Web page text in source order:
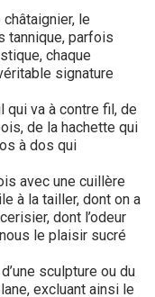
le
tannique, parfois
chaque
signature
qui va à contre fil, de
de la hachette qui
à dos qui
avec une cuillère
à la tailler, dont on a
dont l’odeur
le plaisir sucré
sculpture ou du
excluant ainsi le